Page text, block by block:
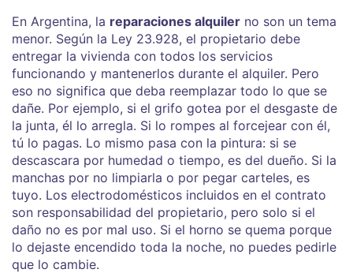
En Argentina, la reparaciones alquiler no son un tema
menor. Según la Ley 23.928, el propietario debe
entregar la vivienda con todos los servicios
funcionando y mantenerlos durante el alquiler. Pero
eso no significa que deba reemplazar todo lo que se
dañe. Por ejemplo, si el grifo gotea por el desgaste de
la junta, él lo arregla. Si lo rompes al forcejear con él,
tú lo pagas. Lo mismo pasa con la pintura: si se
descascara por humedad o tiempo, es del dueño. Si la
manchas por no limpiarla o por pegar carteles, es
tuyo. Los electrodomésticos incluidos en el contrato
son responsabilidad del propietario, pero solo si el
daño no es por mal uso. Si el horno se quema porque
lo dejaste encendido toda la noche, no puedes pedirle
que lo cambie.